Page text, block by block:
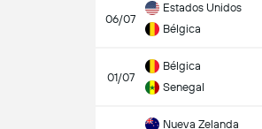
06/07
Estados Unidos
Bélgica
01/07
Bélgica
Senegal
Nueva Zelanda